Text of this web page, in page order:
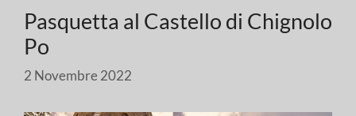
Pasquetta al Castello di Chignolo
Po
2 Novembre 2022